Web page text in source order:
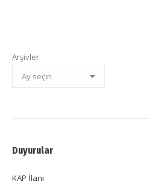
Arşivler
Duyurular
KAP İlanı